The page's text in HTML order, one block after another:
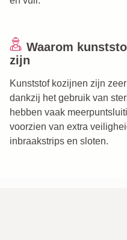
Waarom
zijn
Kunststof kozijnen zijn
dankzij het gebruik van
hebben vaak
voorzien van extra
inbraakstrips en sloten.